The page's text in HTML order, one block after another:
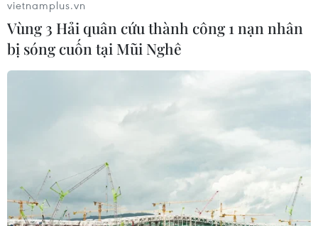
vietnamplus.vn
Vùng 3 Hải quân cứu thành công 1 nạn nhân
bị sóng cuốn tại Mũi Nghê